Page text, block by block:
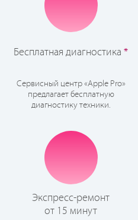
Бесплатная диагностика *
Сервисный центр «Apple Pro»
предлагает бесплатную
диагностику техники.
Экспресс-ремонт
от 15 минут